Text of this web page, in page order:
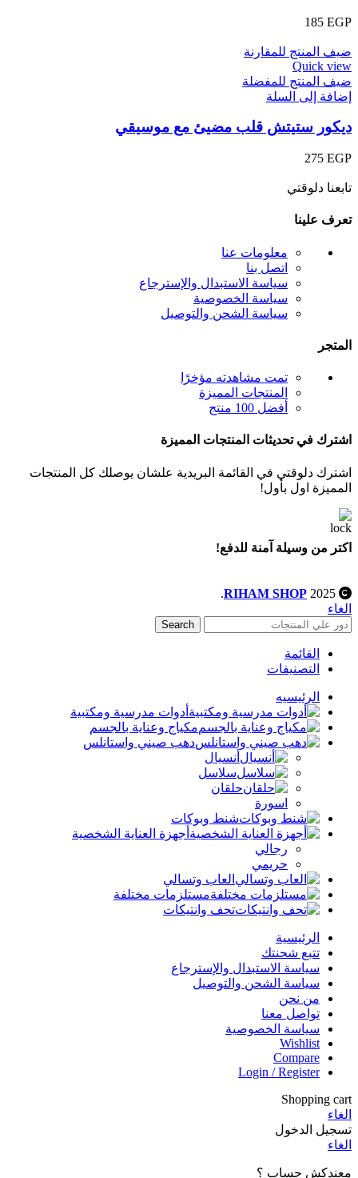
185 EGP
ضيف المنتج للمقارنة
Quick view
ضيف المنتج للمفضلة
إضافة إلى السلة
ديكور ستيتش قلب مضيئ مع موسيقي
275 EGP
تابعنا دلوقتي
تعرف علينا
معلومات عنا
اتصل بنا
سياسة الاستبدال والإسترجاع
سياسة الخصوصية
سياسة الشحن والتوصيل
المتجر
تمت مشاهدته مؤخرًا
المنتجات المميزة
أفضل 100 منتج
اشترك في تحديثات المنتجات المميزة
اشترك دلوقتي في القائمة البريدية علشان يوصلك كل المنتجات
المميزة اول بأول!
اكتر من وسيلة آمنة للدفع!
RIHAM SHOP
.
الغاء
Search
القائمة
التصنيفات
الرئيسيه
أدوات مدرسية ومكتبية
مكياج وعناية بالجسم
دهب صيني واستانلس
أنسيال
سلاسل
حلقان
اسورة
شنط وبوكات
أجهزة العناية الشخصية
رجالي
حريمي
العاب وتسالي
مستلزمات مختلفة
تحف وانتيكات
الرئيسية
تتبع شحنتك
سياسة الاستبدال والإسترجاع
سياسة الشحن والتوصيل
من نحن
تواصل معنا
سياسة الخصوصية
Wishlist
Compare
Login / Register
Shopping cart
الغاء
تسجيل الدخول
الغاء
معندكش حساب ؟